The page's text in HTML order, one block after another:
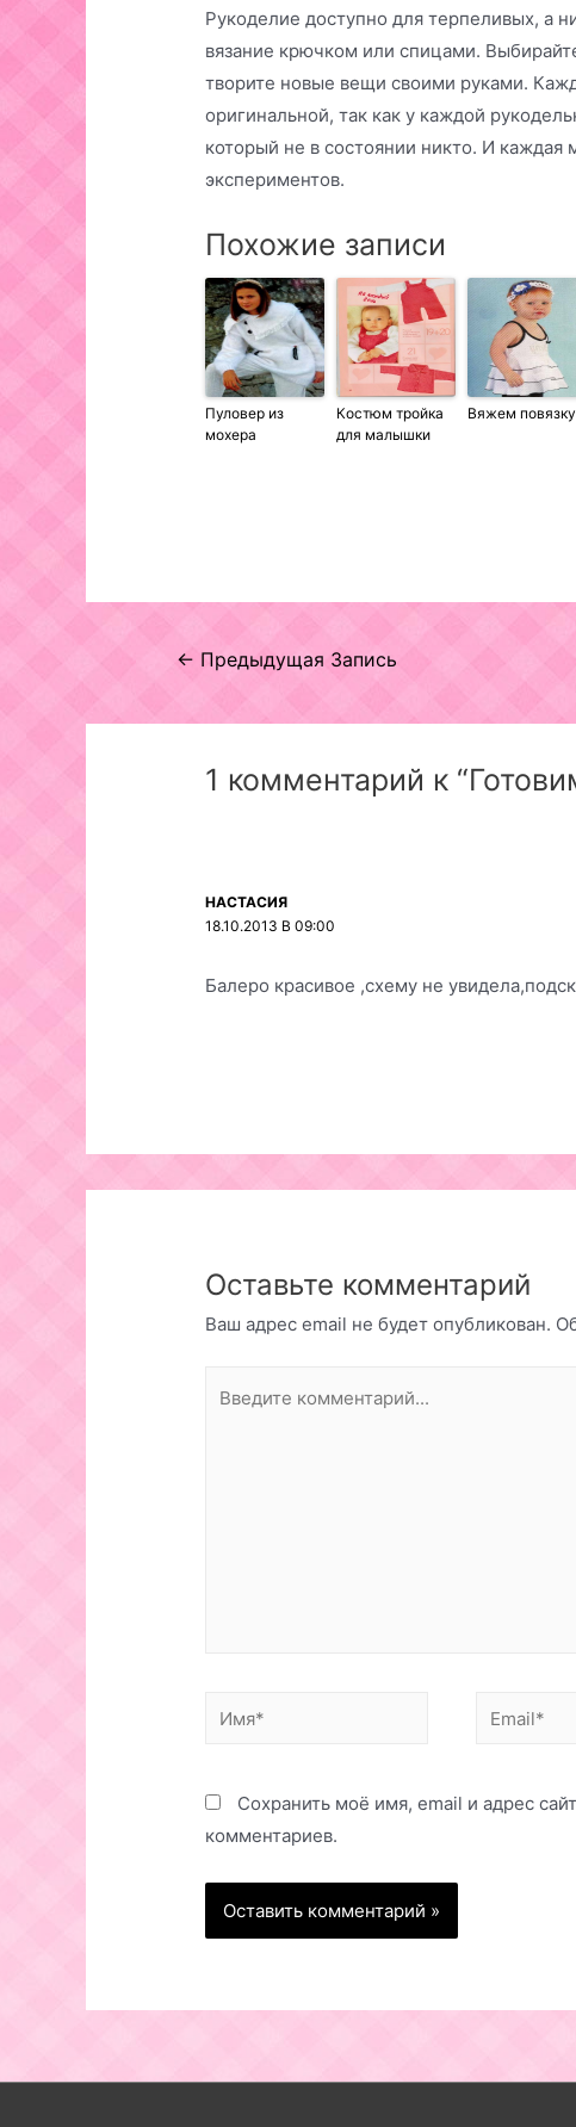
Рукоделие доступно для терпеливых, а
вязание крючком или спицами.
творите новые вещи своими руками.
оригинальной, так как у каждой
который не в состоянии никто. И
экспериментов.
Похожие записи
Пуловер из
мохера
Костюм тройка
для малышки
Вяжем повязку
Навигация
← Предыдущая Запись
1 комментарий к
НАСТАСИЯ
18.10.2013 В 09:00
Балеро красивое ,схему не
Оставьте комментарий
Ваш адрес email не будет опубликован.
комментарий...
Имя* Email*
Сохранить моё имя, email и адрес
комментариев.